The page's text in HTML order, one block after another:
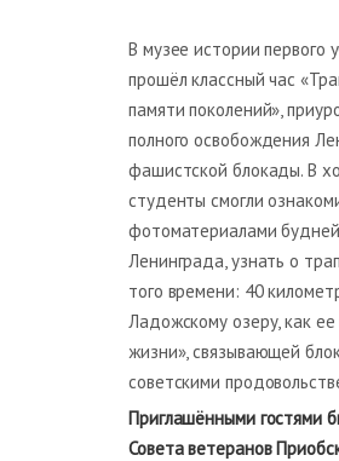
В музее истории первого
прошёл классный час
памяти поколений»,
полного освобождения
фашистской блокады. В
студенты смогли
фотоматериалами
Ленинграда, узнать о
того времени: 40
Ладожскому озеру, как
жизни», связывающей
советскими
Приглашёнными гостями
Совета ветеранов